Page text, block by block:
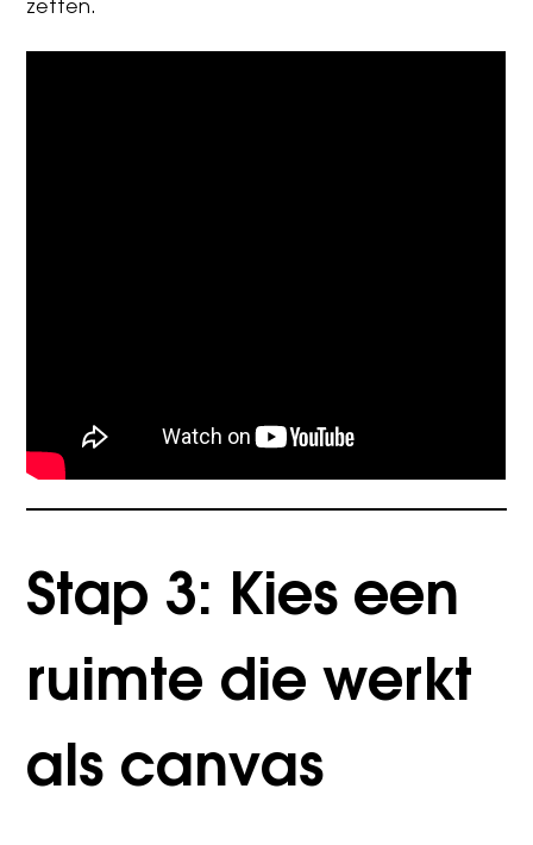
zetten.
Stap 3: Kies een
ruimte die werkt
als canvas